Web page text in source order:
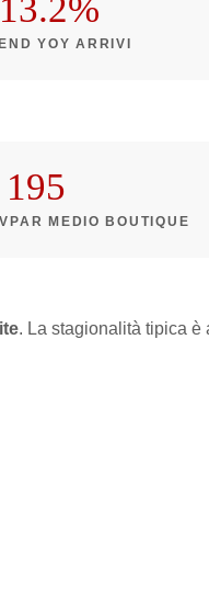
YOY ARRIVI
MEDIO BOUTIQUE
. La stagionalità tipica è